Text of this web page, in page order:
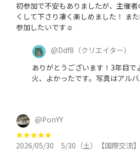
初参加で不安もありましたが、主催
くして下さり凄く楽しめました！ ま
参加したいです☺️
@Ddf8 （クリエイター）
ありがとうございます！3年目
火、よかったです。写真はアル
@PonYY
★★★★★
2026/05/30
5/30（土）【国際交流】足立花火